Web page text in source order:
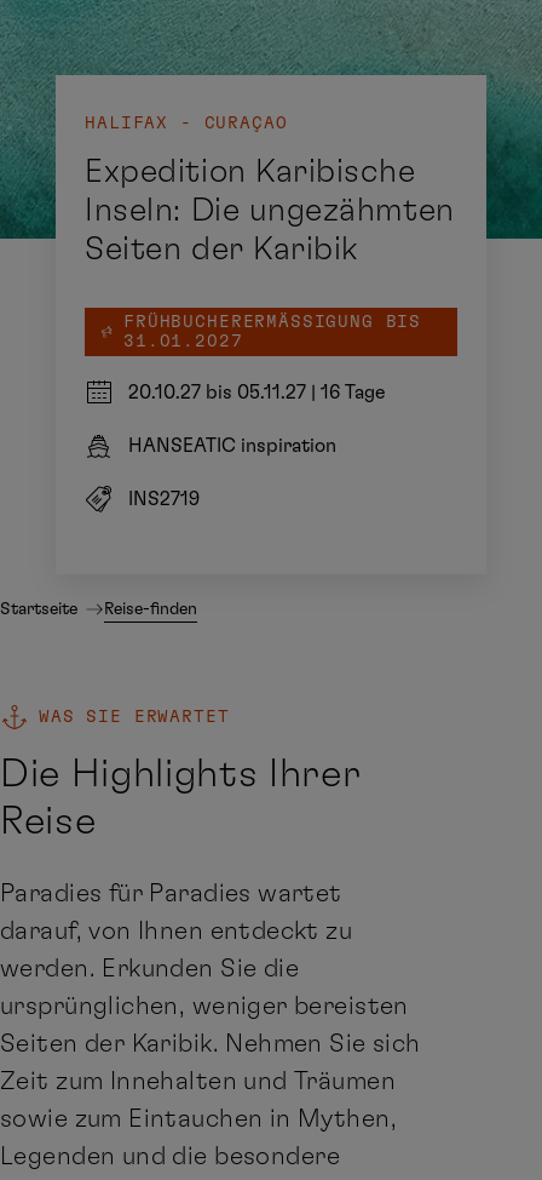
HALIFAX - CURAÇAO
Expedition Karibische
Inseln: Die ungezähmten
Seiten der Karibik
FRÜHBUCHERERMÄSSIGUNG BIS 3
1.01.2027
20.10.27 bis 05.11.27 16 Tage
HANSEATIC inspiration
INS2719
Startseite Reise-finden
WAS SIE ERWARTET
Die Highlights Ihrer
Reise
Paradies für Paradies wartet
darauf, von Ihnen entdeckt zu
werden. Erkunden Sie die
ursprünglichen, weniger bereisten
Seiten der Karibik. Nehmen Sie sich
Zeit zum Innehalten und Träumen
sowie zum Eintauchen in Mythen,
Legenden und die besondere